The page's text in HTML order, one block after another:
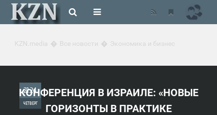
KZN.media Все новости Экономика и бизнес
21:24
ЧЕТВЕРГ
КОНФЕРЕНЦИЯ В ИЗРАИЛЕ: «НОВЫЕ
ГОРИЗОНТЫ В ПРАКТИКЕ